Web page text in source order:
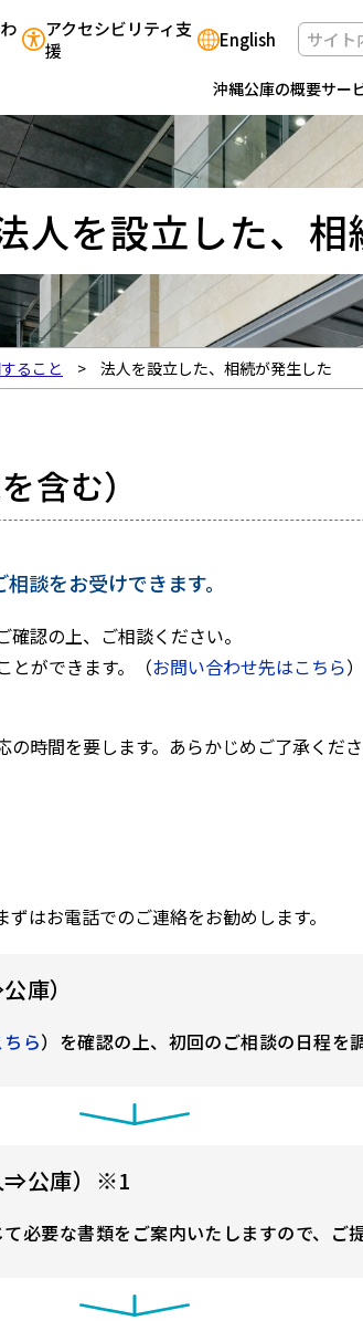
アクセシビリティ支
援
English
沖縄公庫の概要サー
人を設立した、相
ること 法人を設立した、相続が発生した
含む）
談をお受けできます。
確認の上、ご相談ください。
とができます。（お問い合わせ先はこちら）
時間を要します。あらかじめご了承くださ
はお電話でのご連絡をお勧めします。
庫）
ら）を確認の上、初回のご相談の日程を
⇒公庫）※1
必要な書類をご案内いたしますので、ご